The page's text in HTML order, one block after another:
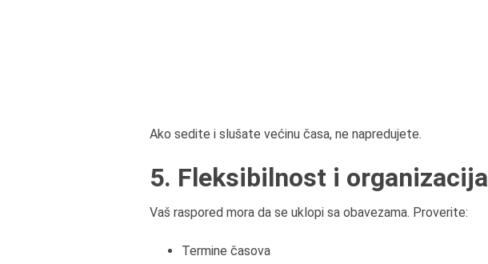
Ako sedite i slušate većinu časa, ne napredujete.
5. Fleksibilnost i organizacija
Vaš raspored mora da se uklopi sa obavezama. Proverite:
Termine časova